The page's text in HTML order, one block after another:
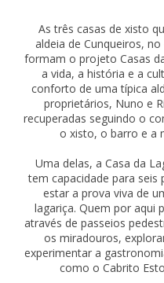
As três casas de xisto
aldeia de Cunqueiros,
formam o projeto Casas
a vida, a história e a
conforto de uma típica
proprietários, Nuno e
recuperadas seguindo o
o xisto, o barro e a
Uma delas, a Casa da
tem capacidade para seis
estar a prova viva de
lagariça. Quem por aqui
através de passeios
os miradouros,
experimentar a
como o Cabrito